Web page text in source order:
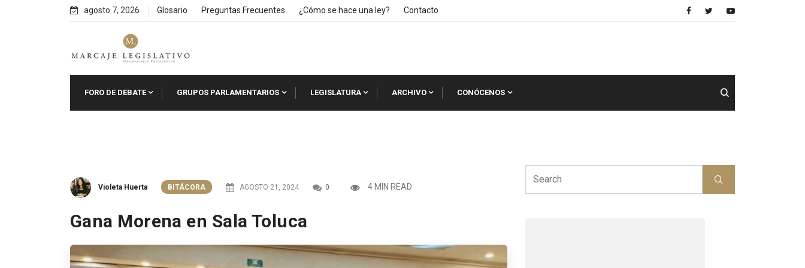
agosto 7, 2026 Glosario Preguntas Frecuentes ¿Cómo se hace una ley? Contacto
FORO DE DEBATE GRUPOS PARLAMENTARIOS LEGISLATURA ARCHIVO CONÓCENOS
Violeta Huerta BITÁCORA AGOSTO 21, 2024 0 4 MIN READ
Gana Morena en Sala Toluca